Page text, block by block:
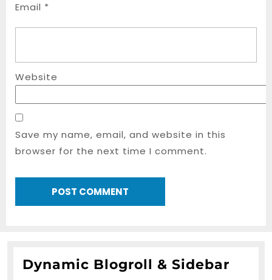
Email *
Website
Save my name, email, and website in this
browser for the next time I comment.
Dynamic Blogroll & Sidebar